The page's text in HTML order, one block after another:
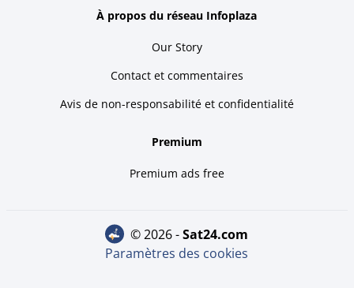
À propos du réseau Infoplaza
Our Story
Contact et commentaires
Avis de non-responsabilité et confidentialité
Premium
Premium ads free
© 2026 - sat24.com
Paramètres des cookies